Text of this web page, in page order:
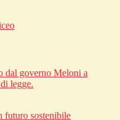
dal governo Meloni a
legge.